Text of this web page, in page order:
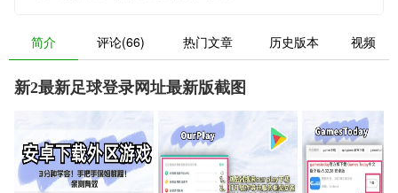
简介 评论(66) 热门文章 历史版本 视频
新2最新足球登录网址最新版截图